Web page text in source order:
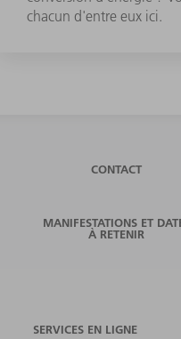
chacun d'entre eux ici.
CONTACT
MANIFESTATIONS ET
À RETENIR
SERVICES EN LIGNE